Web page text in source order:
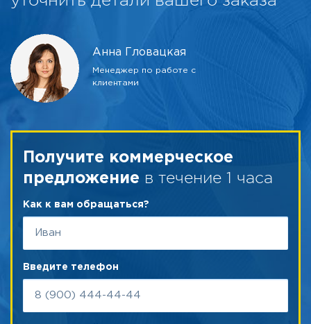
Анна Гловацкая
Менеджер по работе с
клиентами
Получите коммерческое
предложение в течение 1 часа
Как к вам обращаться?
Введите телефон